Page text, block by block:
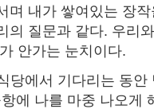
며 내가 쌓여있는 장
의 질문과 같다. 우리
안가는 눈치이다.
당에서 기다리는 동안
에 나를 마중 나오게